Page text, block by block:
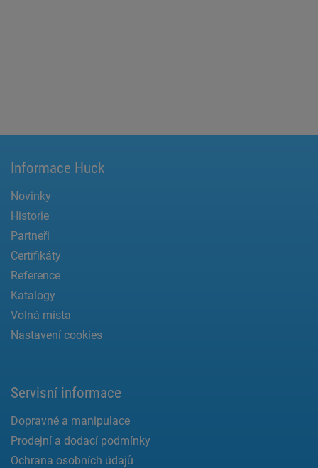
Informace Huck
Novinky
Historie
Partneři
Certifikáty
Reference
Katalogy
Volná místa
Nastavení cookies
Servisní informace
Dopravné a manipulace
Prodejní a dodací podmínky
Ochrana osobních údajů